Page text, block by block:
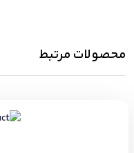
محصولات مرتبط